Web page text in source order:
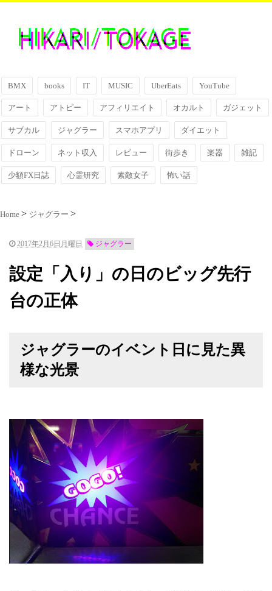
BMX books IT MUSIC UberEats YouTube
アート アトピー アフィリエイト オカルト ガジェット
サブカル ジャグラー スマホアプリ ダイエット
ドローン ネット収入 レビュー 街歩き 楽器 雑記
少額FX日誌 心霊研究 素敵女子 怖い話
Home ジャグラー
2017年2月6日月曜日 ジャグラー
設定「入り」の日のビッグ先行
台の正体
ジャグラーのイベント日に見た異
様な光景